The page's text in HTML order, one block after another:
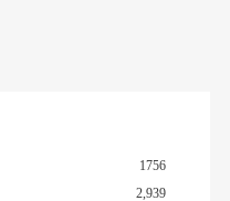
1756
2,939